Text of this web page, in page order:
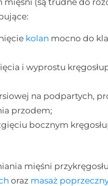
(są trudne do
kolan mocno do
i wyprostu
na podpartych,
przodem;
bocznym
mięśni
oraz masaż